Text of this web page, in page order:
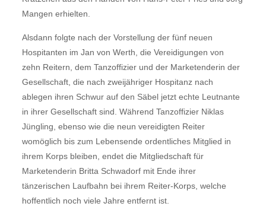
Mangen erhielten.
Alsdann folgte nach der Vorstellung der fünf neuen
Hospitanten im Jan von Werth, die Vereidigungen von
zehn Reitern, dem Tanzoffizier und der Marketenderin der
Gesellschaft, die nach zweijähriger Hospitanz nach
ablegen ihren Schwur auf den Säbel jetzt echte Leutnante
in ihrer Gesellschaft sind. Während Tanzoffizier Niklas
Jüngling, ebenso wie die neun vereidigten Reiter
womöglich bis zum Lebensende ordentliches Mitglied in
ihrem Korps bleiben, endet die Mitgliedschaft für
Marketenderin Britta Schwadorf mit Ende ihrer
tänzerischen Laufbahn bei ihrem Reiter-Korps, welche
hoffentlich noch viele Jahre entfernt ist.